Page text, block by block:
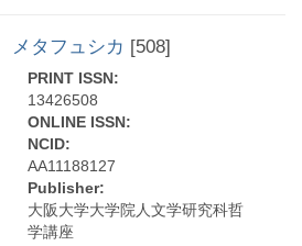
メタフュシカ [508]
PRINT ISSN:
13426508
ONLINE ISSN:
NCID:
AA11188127
Publisher:
大阪大学大学院人文学研究科哲
学講座